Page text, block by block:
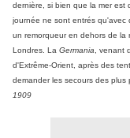
dernière, si bien que la mer est
journée ne sont entrés qu'avec
un remorqueur en dehors de la
Londres. La Germania , venant
d'Extrême-Orient, après des
demander les secours des plus
1909